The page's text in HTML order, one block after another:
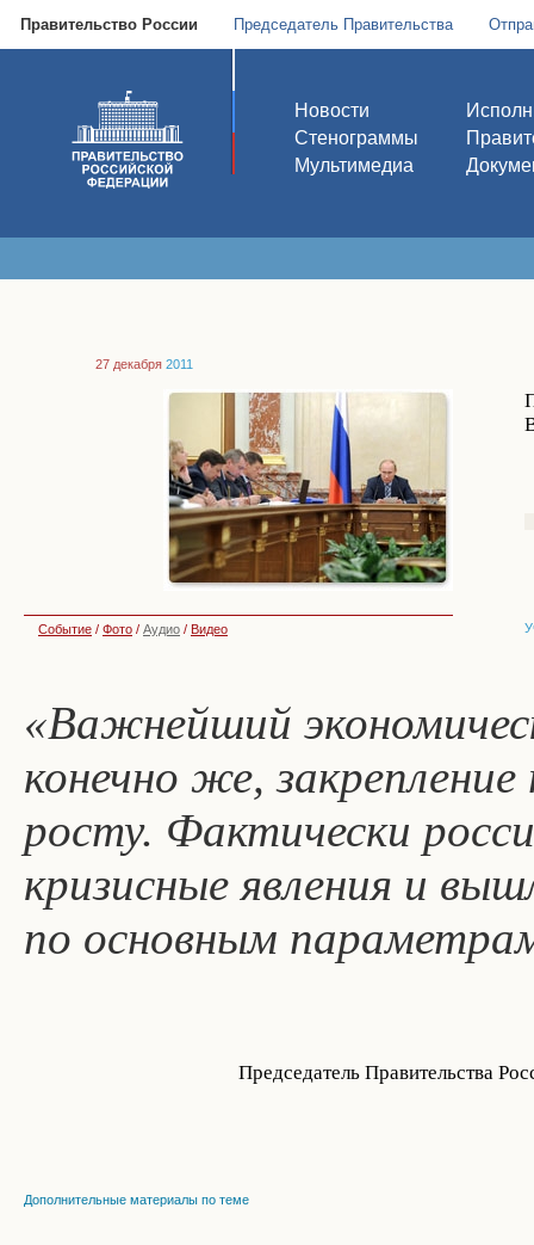
Правительство России Председатель Правительства
Новости
Стенограммы
Мультимедиа
27 декабря 2011
Событие / Фото / Аудио / Видео
«Важнейший
конечно же,
росту. Фактически
кризисные явления и
по основным
Председатель Правительства
Дополнительные материалы по теме